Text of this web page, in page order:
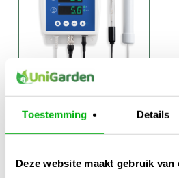
Toestemming Details
Deze website maakt gebruik van
Guardian
Monitor Wi-Fi
€369,95